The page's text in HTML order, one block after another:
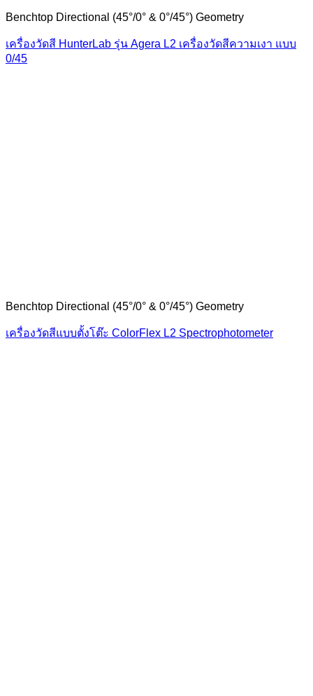
Benchtop Directional (45°/0° & 0°/45°) Geometry
เครื่องวัดสี HunterLab รุ่น Agera L2 เครื่องวัดสีความเงา แบบ
0/45
Benchtop Directional (45°/0° & 0°/45°) Geometry
เครื่องวัดสีแบบตั้งโต๊ะ ColorFlex L2 Spectrophotometer